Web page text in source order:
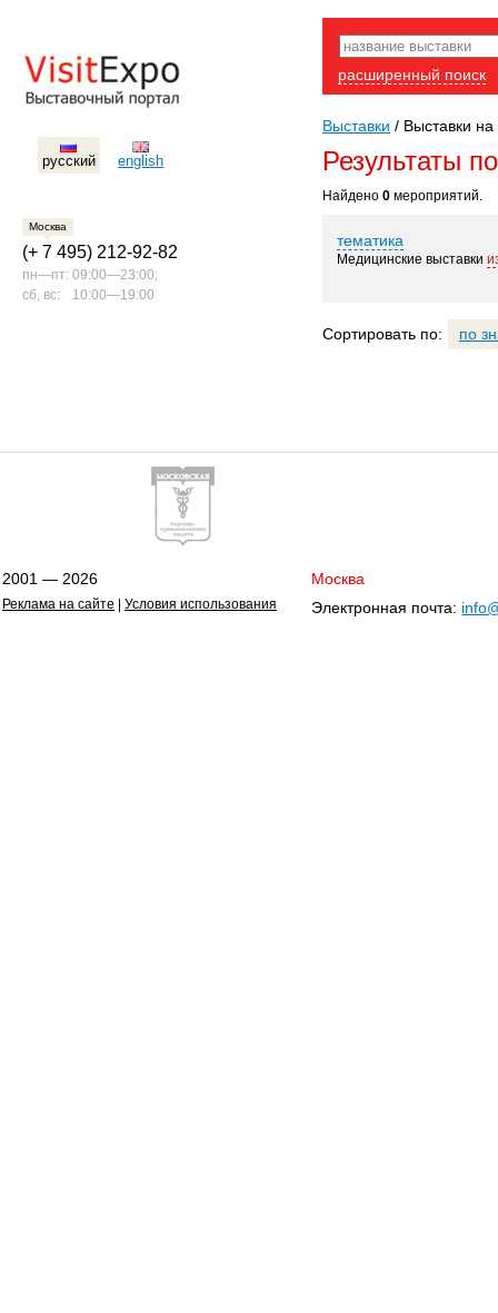
русский english
Москва
(+ 7 495) 212-92-82
пн—пт: 09:00—23:00;
сб, вс:
10:00—19:00
расширенный поиск
Выставки / Выставки на
Результаты
Найдено 0 мероприятий.
тематика
Медицинские выставки
Сортировать по: по
2001 — 2026
Реклама на сайте Условия использования
Москва
Электронная почта: